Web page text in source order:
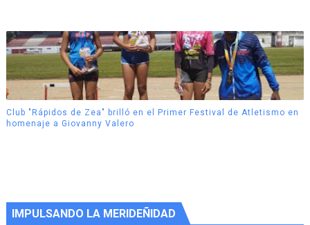
Club "Rápidos de Zea" brilló en el Primer Festival de Atletismo en
homenaje a Giovanny Valero
IMPULSANDO LA MERIDEÑIDAD